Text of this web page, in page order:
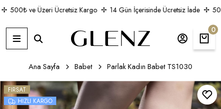
500₺ ve Üzeri Ücretsiz Kargo 14 Gün İçerisinde Ücretsiz İade
0
Ana Sayfa Babet Parlak Kadın Babet TS1030
FIRSAT
HIZLI KARGO